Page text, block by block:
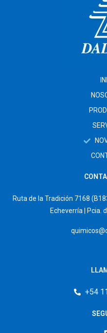
Ruta de la Tradición 7168
Echeverría | Pcia.
+54